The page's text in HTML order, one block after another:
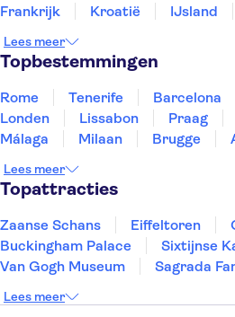
Frankrijk
Kroatië IJsland
Slovenië
Thailand
Lees meer
Topbestemmingen
Rome Tenerife Barcelona
Londen
Lissabon Praag
Málaga
Milaan Brugge
Eindhoven
Lees meer
Topattracties
Zaanse Schans Eiffeltoren
Buckingham Palace
Sixtijnse
Van Gogh Museum
Sagrada
Keukenhof
ARTIS
Lees meer